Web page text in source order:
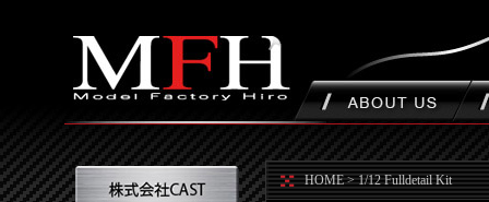
HOME>1/12 Fulldetail Kit